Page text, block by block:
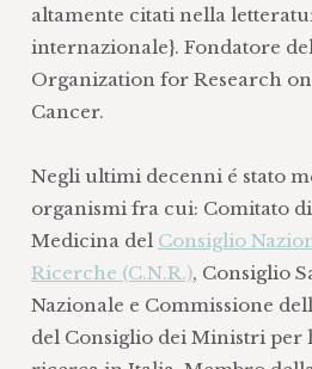
altamente citati nella
internazionale}. Fondatore
Organization for Research
Cancer.
Negli ultimi decenni é stato
organismi fra cui: Comitato
Medicina del Consiglio
Ricerche (C.N.R.), Consiglio
Nazionale e Commissione
del Consiglio dei Ministri per